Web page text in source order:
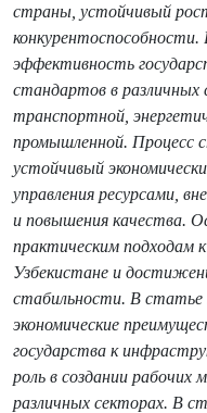
страны, устойчивый
конкурентоспособности.
эффективность
стандартов в
транспортной,
промышленной. Процесс
устойчивый
управления ресурсами,
и повышения качества.
практическим подходам
Узбекистане и
стабильности. В
экономические
государства к
роль в создании рабочих
различных секторах. В